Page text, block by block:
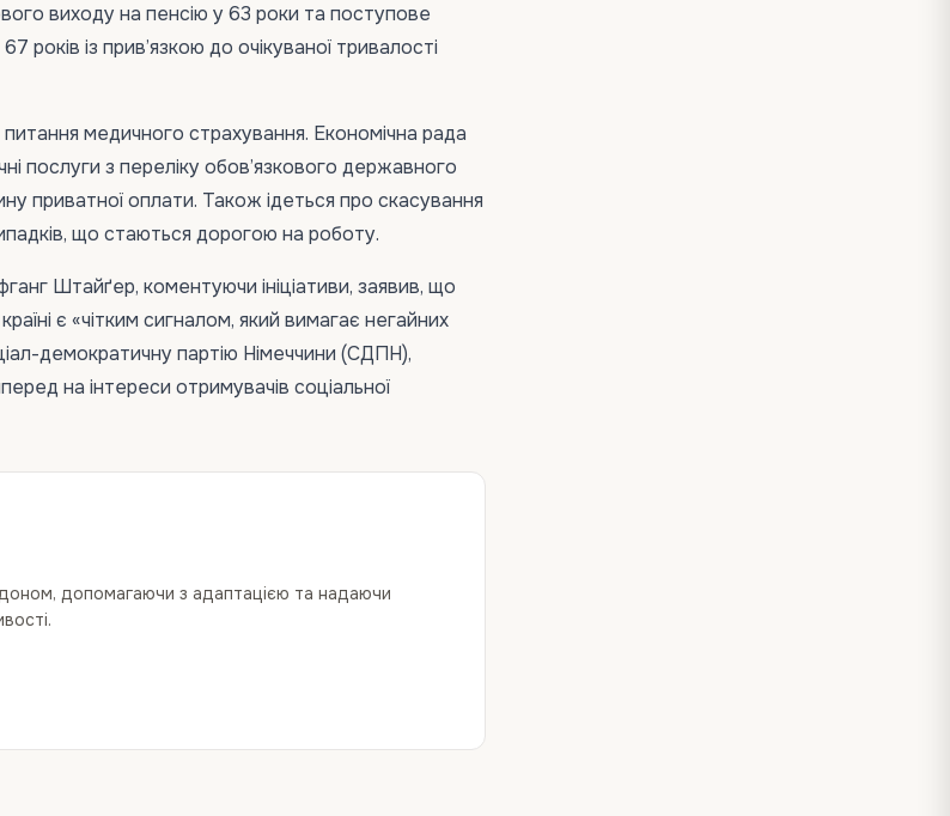
виходу на пенсію у 63 роки та поступове
років із прив’язкою до очікуваної тривалості
медичного страхування. Економічна рада
послуги з переліку обов’язкового державного
приватної оплати. Також ідеться про скасування
що стаються дорогою на роботу.
Штайґер, коментуючи ініціативи, заявив, що
є «чітким сигналом, який вимагає негайних
демократичну партію Німеччини (СДПН),
на інтереси отримувачів соціальної
допомагаючи з адаптацією та надаючи